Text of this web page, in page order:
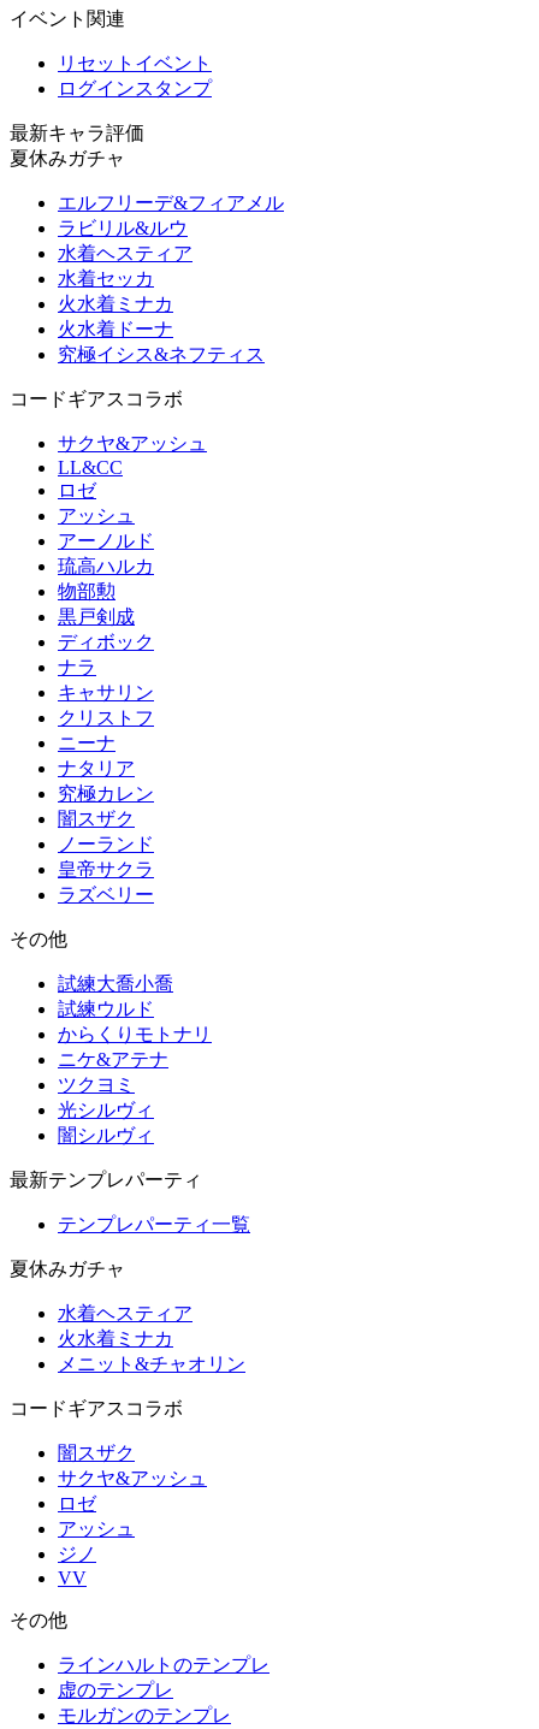
イベント関連
リセットイベント
ログインスタンプ
最新キャラ評価
夏休みガチャ
エルフリーデ&フィアメル
ラビリル&ルウ
水着ヘスティア
水着セッカ
火水着ミナカ
火水着ドーナ
究極イシス&ネフティス
コードギアスコラボ
サクヤ&アッシュ
LL&CC
ロゼ
アッシュ
アーノルド
琉高ハルカ
物部勲
黒戸剣成
ディボック
ナラ
キャサリン
クリストフ
ニーナ
ナタリア
究極カレン
闇スザク
ノーランド
皇帝サクラ
ラズベリー
その他
試練大喬小喬
試練ウルド
からくりモトナリ
ニケ&アテナ
ツクヨミ
光シルヴィ
闇シルヴィ
最新テンプレパーティ
テンプレパーティ一覧
夏休みガチャ
水着ヘスティア
火水着ミナカ
メニット&チャオリン
コードギアスコラボ
闇スザク
サクヤ&アッシュ
ロゼ
アッシュ
ジノ
VV
その他
ラインハルトのテンプレ
虚のテンプレ
モルガンのテンプレ